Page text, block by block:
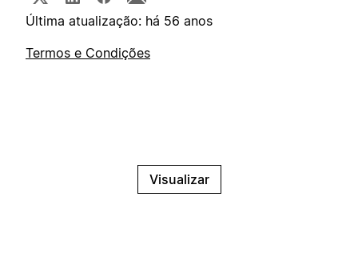
Última atualização: há 56 anos
Termos e Condições
Visualizar